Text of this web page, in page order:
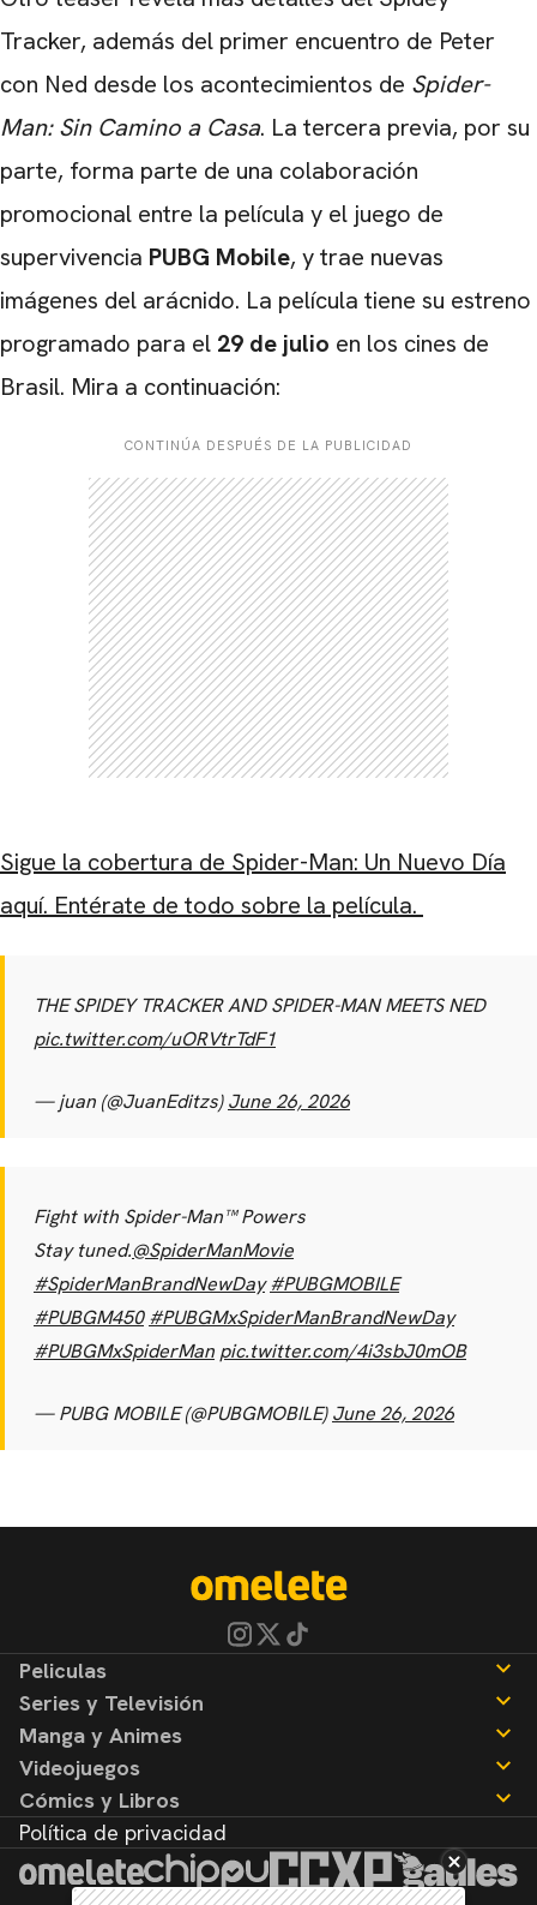
Tracker, además del primer encuentro de Peter
con Ned desde los acontecimientos de Spider-
Man: Sin Camino a Casa. La tercera previa, por su
parte, forma parte de una colaboración
promocional entre la película y el juego de
supervivencia PUBG Mobile, y trae nuevas
imágenes del arácnido. La película tiene su estreno
programado para el 29 de julio en los cines de
Brasil. Mira a continuación:
CONTINÚA DESPUÉS DE LA PUBLICIDAD
Sigue la cobertura de Spider-Man: Un Nuevo Día
aquí. Entérate de todo sobre la película.
THE SPIDEY TRACKER AND SPIDER-MAN MEETS NED
pic.twitter.com/uORVtrTdF1
— juan (@JuanEditzs)June 26, 2026
Fight with Spider-Man™ Powers
Stay tuned.@SpiderManMovie
#SpiderManBrandNewDay #PUBGMOBILE
#PUBGM450 #PUBGMxSpiderManBrandNewDay
#PUBGMxSpiderMan pic.twitter.com/4i3sbJ0mOB
— PUBG MOBILE (@PUBGMOBILE)June 26, 2026
CARREGANDO PUBLICIDADE
Peliculas
Noticias
Reseñas
Series y Televisión
Noticias
Reseñas
Manga y Animes
Noticias
Reseñas
Videojuegos
Noticias
Reseñas
Cómics y Libros
Noticias
Reseñas
Política de privacidad